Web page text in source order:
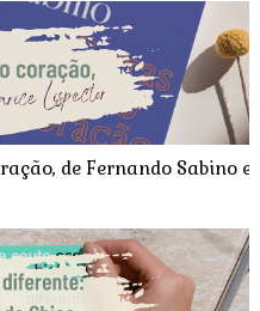
de Fernando Sabino e